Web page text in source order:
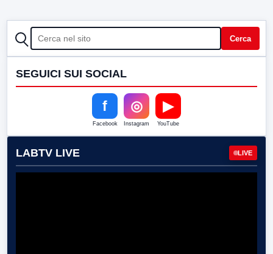
CERCA Cerca
SEGUICI SUI SOCIAL
f
Facebook
◎
Instagram
▶
YouTube
LABTV LIVE LIVE